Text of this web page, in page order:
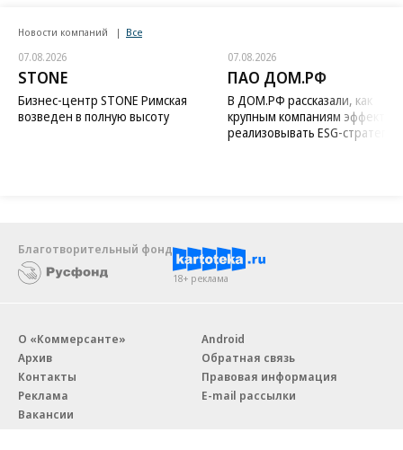
Новости компаний Все
07.08.2026
STONE
Бизнес-центр STONE Римская
возведен в полную высоту
07.08.2026
ПАО ДОМ.РФ
В ДОМ.РФ рассказали, как
крупным компаниям
реализовывать ESG-стратегию
Благотворительный фонд
18+ реклама
О «Коммерсанте»
Архив
Контакты
Реклама
Вакансии
Android
Обратная связь
Правовая информация
E-mail рассылки